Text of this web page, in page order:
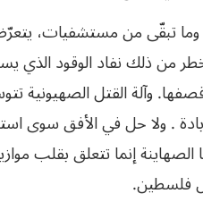
وما تبقّى من مستشفيات،
من ذلك نفاد الوقود
وآلة القتل الصهيونية
. ولا حل في الأفق سوى
الصهاينة إنما تتعلق بقلب
فلسطين.